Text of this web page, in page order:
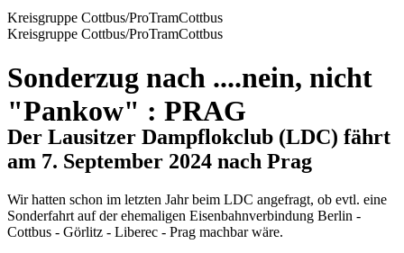
Kreisgruppe Cottbus/ProTramCottbus
Kreisgruppe Cottbus/ProTramCottbus
Sonderzug nach ....nein, nicht
"Pankow" : PRAG
Der Lausitzer Dampflokclub (LDC) fährt
am 7. September 2024 nach Prag
Wir hatten schon im letzten Jahr beim LDC angefragt, ob evtl. eine
Sonderfahrt auf der ehemaligen Eisenbahnverbindung Berlin -
Cottbus - Görlitz - Liberec - Prag machbar wäre.